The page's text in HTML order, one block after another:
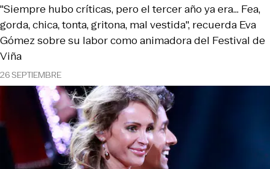
26 SEPTIEMBRE
"Siempre hubo críticas, pero el tercer año ya era… Fea,
gorda, chica, tonta, gritona, mal vestida", recuerda Eva
Gómez sobre su labor como animadora del Festival de
Viña